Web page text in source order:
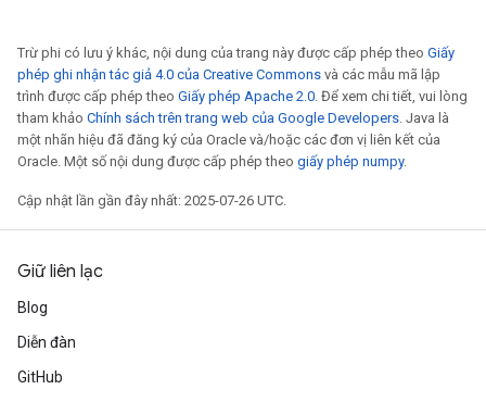
Trừ phi có lưu ý khác, nội dung của trang này được cấp phép theo Giấy
phép ghi nhận tác giả 4.0 của Creative Commons và các mẫu mã lập
trình được cấp phép theo Giấy phép Apache 2.0. Để xem chi tiết, vui lòng
tham khảo Chính sách trên trang web của Google Developers. Java là
một nhãn hiệu đã đăng ký của Oracle và/hoặc các đơn vị liên kết của
Oracle. Một số nội dung được cấp phép theo giấy phép numpy.
Cập nhật lần gần đây nhất: 2025-07-26 UTC.
Giữ liên lạc
Blog
Diễn đàn
GitHub